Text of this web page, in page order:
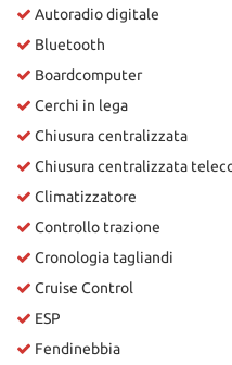
Autoradio digitale
Bluetooth
Boardcomputer
Cerchi in lega
Chiusura centralizzata
Chiusura centralizzata
Climatizzatore
Controllo trazione
Cronologia tagliandi
Cruise Control
ESP
Fendinebbia